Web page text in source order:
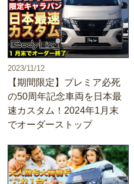
2023/11/12
【期間限定】プレミア必死
の50周年記念車両を日本最
速カスタム！2024年1月末
でオーダーストップ